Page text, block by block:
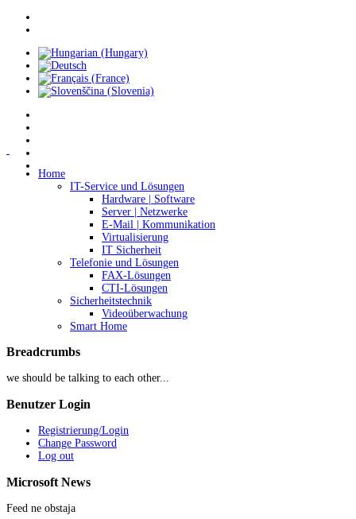
Home
IT-Service und Lösungen
Hardware | Software
Server | Netzwerke
E-Mail | Kommunikation
Virtualisierung
IT Sicherheit
Telefonie und Lösungen
FAX-Lösungen
CTI-Lösungen
Sicherheitstechnik
Videoüberwachung
Smart Home
Breadcrumbs
we should be talking to each other...
Benutzer Login
Registrierung/Login
Change Password
Log out
Microsoft News
Feed ne obstaja